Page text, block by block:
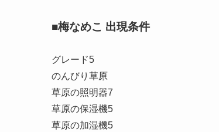
■梅なめこ 出現条件
グレード5
のんびり草原
草原の照明器7
草原の保湿機5
草原の加湿機5